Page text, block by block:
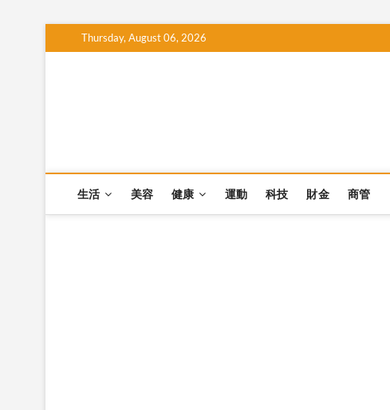
to
Thursday, August 06, 2026
生活 美容 健康 運動 科技 財金 商管